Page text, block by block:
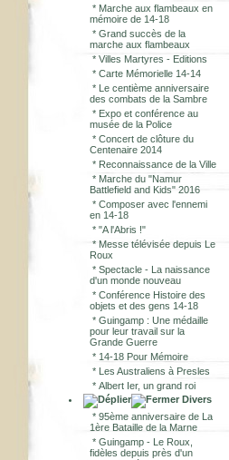
* Marche aux flambeaux en
mémoire de 14-18
* Grand succès de la
marche aux flambeaux
* Villes Martyres - Editions
* Carte Mémorielle 14-14
* Le centième anniversaire
des combats de la Sambre
* Expo et conférence au
musée de la Police
* Concert de clôture du
Centenaire 2014
* Reconnaissance de la Ville
* Marche du "Namur
Battlefield and Kids" 2016
* Composer avec l'ennemi
en 14-18
* "A l'Abris !"
* Messe télévisée depuis Le
Roux
* Spectacle - La naissance
d'un monde nouveau
* Conférence Histoire des
objets et des gens 14-18
* Guingamp : Une médaille
pour leur travail sur la
Grande Guerre
* 14-18 Pour Mémoire
* Les Australiens à Presles
* Albert Ier, un grand roi
Divers
* 95ème anniversaire de La
1ère Bataille de la Marne
* Guingamp - Le Roux,
fidèles depuis près d'un